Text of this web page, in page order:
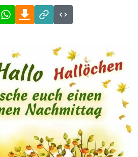
FacebookWhatsAppDownload
Link
Code